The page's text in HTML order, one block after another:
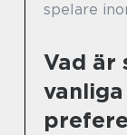
spelare
Vad är